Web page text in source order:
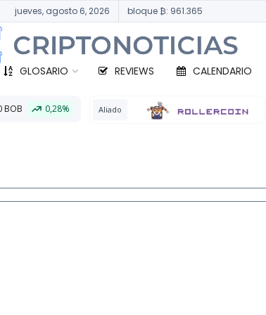
jueves, agosto 6, 2026 bloque ₿: 961.365
GLOSARIO REVIEWS CALENDARIO
Aliado BTC